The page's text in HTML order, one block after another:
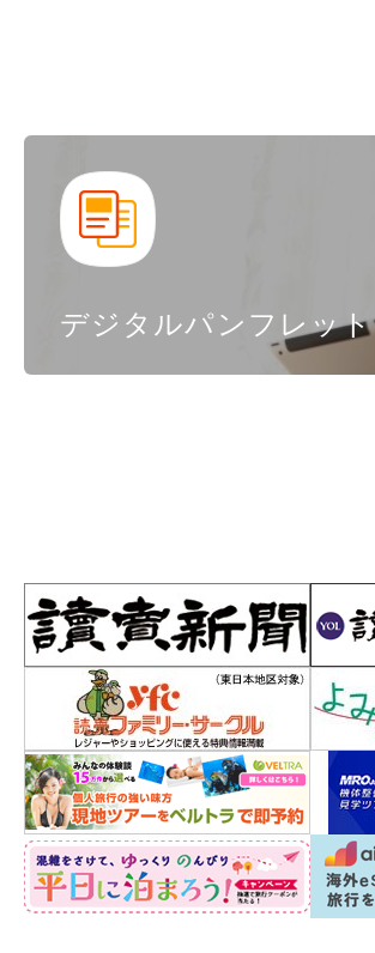
デジタルパンフレット